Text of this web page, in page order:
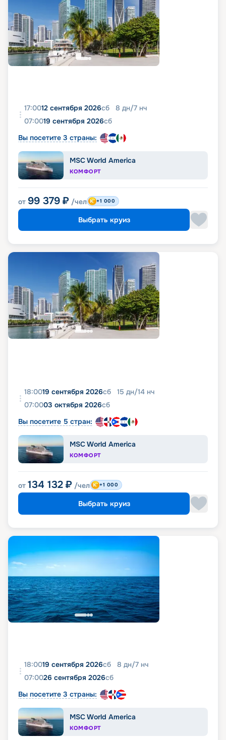
17:0012 сентября 2026сб 8 дн/7 нч
07:0019 сентября 2026сб
Вы посетите 3 страны:
MSC World America
КОМФОРТ
от 99 379 ₽ /чел +1 000
Выбрать круиз
18:0019 сентября 2026сб 15 дн/14 нч
07:0003 октября 2026сб
Вы посетите 5 стран:
MSC World America
КОМФОРТ
от 134 132 ₽ /чел +1 000
Выбрать круиз
18:0019 сентября 2026сб 8 дн/7 нч
07:0026 сентября 2026сб
Вы посетите 3 страны:
MSC World America
КОМФОРТ